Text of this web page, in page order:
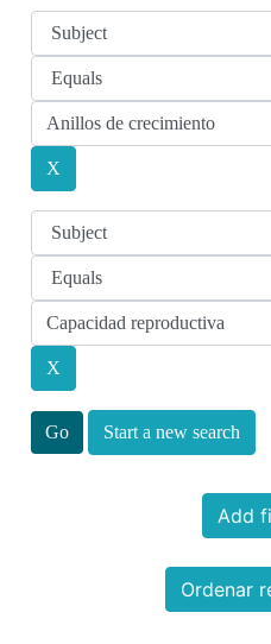
Start a new search
Add
Ordenar